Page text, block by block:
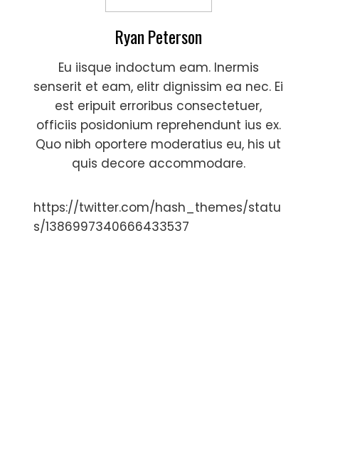
Ryan Peterson
Eu iisque indoctum eam. Inermis
senserit et eam, elitr dignissim ea nec. Ei
est eripuit erroribus consectetuer,
officiis posidonium reprehendunt ius ex.
Quo nibh oportere moderatius eu, his ut
quis decore accommodare.
https://twitter.com/hash_themes/statu
s/1386997340666433537